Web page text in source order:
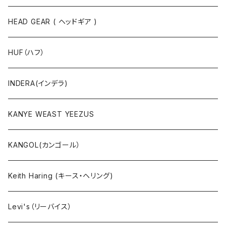
ジャケット
ニット
ボトムス
セットアップ
小物・雑貨
タンクトップ
コート
HEAD GEAR ( ヘッドギア )
HUF（ハフ）
INDERA(インデラ)
KANYE WEAST YEEZUS
KANGOL(カンゴール）
Keith Haring (キース・ヘリング)
Levi's（リーバイス）